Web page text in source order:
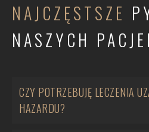
NAJCZĘSTSZE
NASZYCH
CZY POTRZEBUJĘ LECZENIA
HAZARDU?